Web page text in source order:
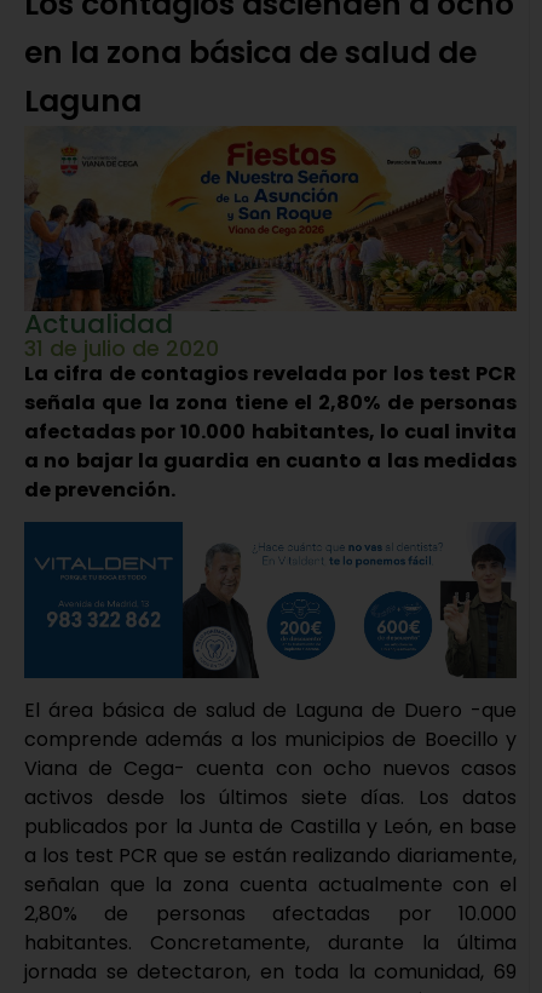
en la zona básica de salud de
Laguna
Actualidad
31 de julio de 2020
La cifra de contagios revelada por los test PCR
señala que la zona tiene el 2,80% de personas
afectadas por 10.000 habitantes, lo cual invita
a no bajar la guardia en cuanto a las medidas
de prevención.
El área básica de salud de Laguna de Duero -que
comprende además a los municipios de Boecillo y
Viana de Cega- cuenta con ocho nuevos casos
activos desde los últimos siete días. Los datos
publicados por la Junta de Castilla y León, en base
a los test PCR que se están realizando diariamente,
señalan que la zona cuenta actualmente con el
2,80% de personas afectadas por 10.000
habitantes. Concretamente, durante la última
jornada se detectaron, en toda la comunidad, 69